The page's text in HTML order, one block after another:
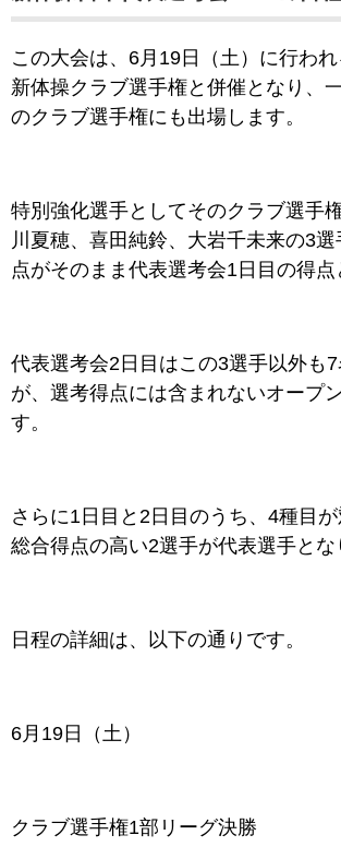
この大会は、6月19日（土）に行わ
新体操クラブ選手権と併催となり、
のクラブ選手権にも出場します。
特別強化選手としてそのクラブ選手
川夏穂、喜田純鈴、大岩千未来の3
点がそのまま代表選考会1日目の得点
代表選考会2日目はこの3選手以外も
が、選考得点には含まれないオープ
す。
さらに1日目と2日目のうち、4種目
総合得点の高い2選手が代表選手とな
日程の詳細は、以下の通りです。
6月19日（土）
クラブ選手権1部リーグ決勝